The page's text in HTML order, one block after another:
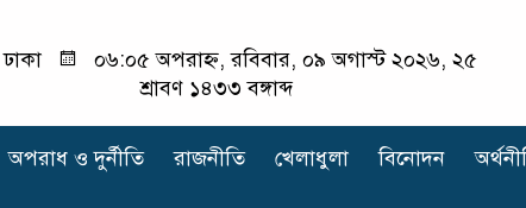
ঢাকা
০৬:০৫ অপরাহ্ন, রবিবার, ০৯ অগাস্ট ২০২৬, ২৫
শ্রাবণ ১৪৩৩ বঙ্গাব্দ
অপরাধ ‍ও দুর্নীতি রাজনীতি খেলাধুলা বিনোদন